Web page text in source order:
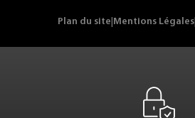
Plan du site Mentions Légales